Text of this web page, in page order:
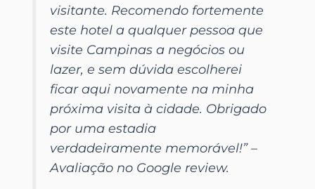
visitante. Recomendo fortemente
este hotel a qualquer pessoa que
visite Campinas a negócios ou
lazer, e sem dúvida escolherei
ficar aqui novamente na minha
próxima visita à cidade. Obrigado
por uma estadia
verdadeiramente memorável!” –
Avaliação no Google review.